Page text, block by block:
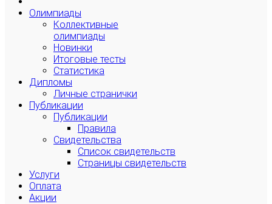
Олимпиады
Коллективные
олимпиады
Новинки
Итоговые тесты
Статистика
Дипломы
Личные странички
Публикации
Публикации
Правила
Свидетельства
Список свидетельств
Страницы свидетельств
Услуги
Оплата
Акции